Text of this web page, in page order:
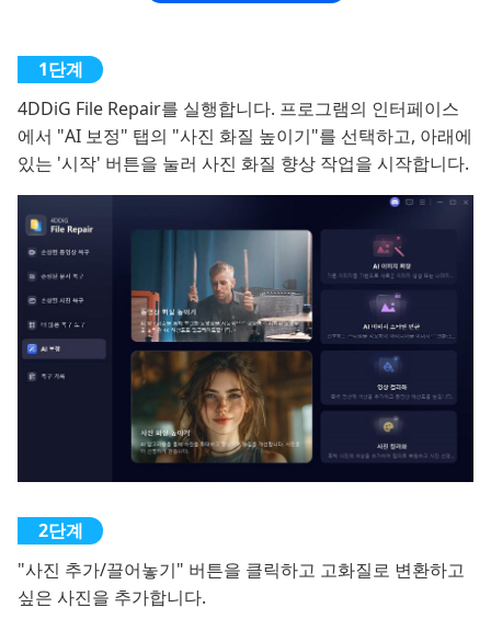
4DDiG File Repair를 실행합니다. 프로그램의 인터페이스
에서 "AI 보정" 탭의 "사진 화질 높이기"를 선택하고, 아래에
있는 '시작' 버튼을 눌러 사진 화질 향상 작업을 시작합니다.
"사진 추가/끌어놓기" 버튼을 클릭하고 고화질로 변환하고
싶은 사진을 추가합니다.